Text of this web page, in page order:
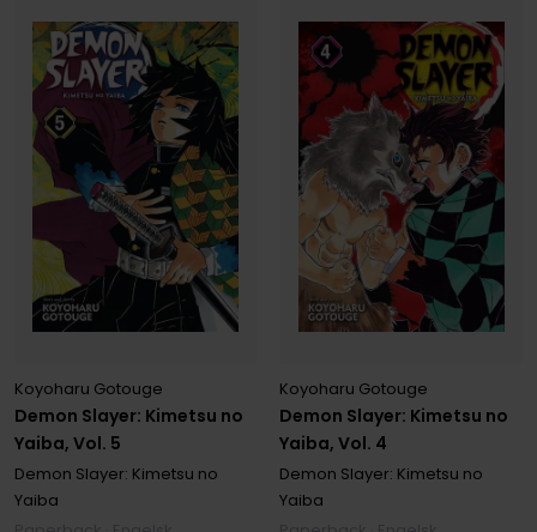
Demon Slayer: Kimetsu no
Yaiba, Vol. 5
Koyoharu Gotouge
Demon Slayer: Kimetsu no
Yaiba
Demon Slayer: Kimetsu no
Yaiba, Vol. 4
Koyoharu Gotouge
Demon Slayer: Kimetsu no
Yaiba